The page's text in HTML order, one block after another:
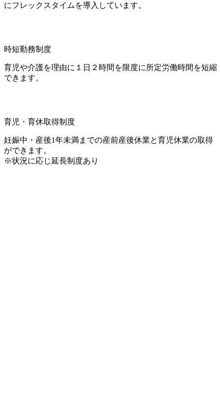
にフレックスタイムを導入しています。
時短勤務制度
育児や介護を理由に１日２時間を限度に所定労働時間を短縮
できます。
育児・育休取得制度
妊娠中・産後1年未満までの産前産後休業と育児休業の取得
ができます。
※状況に応じ延長制度あり